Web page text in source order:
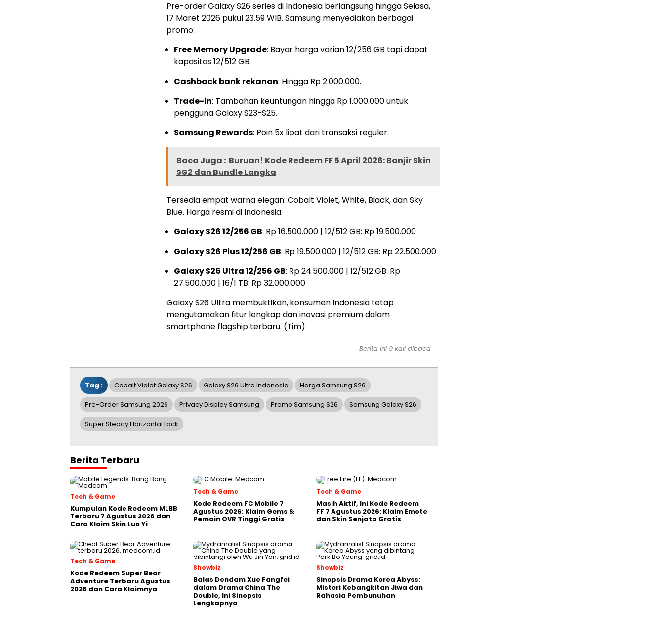
Pre-order Galaxy S26 series di Indonesia berlangsung hingga Selasa,
17 Maret 2026 pukul 23.59 WIB. Samsung menyediakan berbagai
promo:
Free Memory Upgrade: Bayar harga varian 12/256 GB tapi dapat
kapasitas 12/512 GB.
Cashback bank rekanan: Hingga Rp 2.000.000.
Trade-in: Tambahan keuntungan hingga Rp 1.000.000 untuk
pengguna Galaxy S23-S25.
Samsung Rewards: Poin 5x lipat dari transaksi reguler.
Baca Juga : Buruan! Kode Redeem FF 5 April 2026: Banjir Skin
SG2 dan Bundle Langka
Tersedia empat warna elegan: Cobalt Violet, White, Black, dan Sky
Blue. Harga resmi di Indonesia:
Galaxy S26 12/256 GB: Rp 16.500.000 | 12/512 GB: Rp 19.500.000
Galaxy S26 Plus 12/256 GB: Rp 19.500.000 | 12/512 GB: Rp 22.500.000
Galaxy S26 Ultra 12/256 GB: Rp 24.500.000 | 12/512 GB: Rp
27.500.000 | 16/1 TB: Rp 32.000.000
Galaxy S26 Ultra membuktikan, konsumen Indonesia tetap
mengutamakan fitur lengkap dan inovasi premium dalam
smartphone flagship terbaru. (Tim)
Berita ini 9 kali dibaca
Tag : Cobalt Violet Galaxy S26 Galaxy S26 Ultra Indonesia Harga Samsung S26
Pre-Order Samsung 2026 Privacy Display Samsung Promo Samsung S26 Samsung Galaxy S26
Super Steady Horizontal Lock
Berita Terbaru
Tech & Game
Kumpulan Kode Redeem MLBB
Terbaru 7 Agustus 2026 dan
Cara Klaim Skin Luo Yi
Tech & Game
Kode Redeem FC Mobile 7
Agustus 2026: Klaim Gems &
Pemain OVR Tinggi Gratis
Tech & Game
Masih Aktif, Ini Kode Redeem
FF 7 Agustus 2026: Klaim Emote
dan Skin Senjata Gratis
Tech & Game
Kode Redeem Super Bear
Adventure Terbaru Agustus
2026 dan Cara Klaimnya
Showbiz
Balas Dendam Xue Fangfei
dalam Drama China The
Double, Ini Sinopsis
Lengkapnya
Showbiz
Sinopsis Drama Korea Abyss:
Misteri Kebangkitan Jiwa dan
Rahasia Pembunuhan